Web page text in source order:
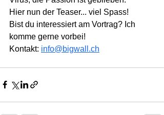
Hier nun der Teaser... viel Spass!
Bist du interessiert am Vortrag? Ich
komme gerne vorbei!
Kontakt: info@bigwall.ch